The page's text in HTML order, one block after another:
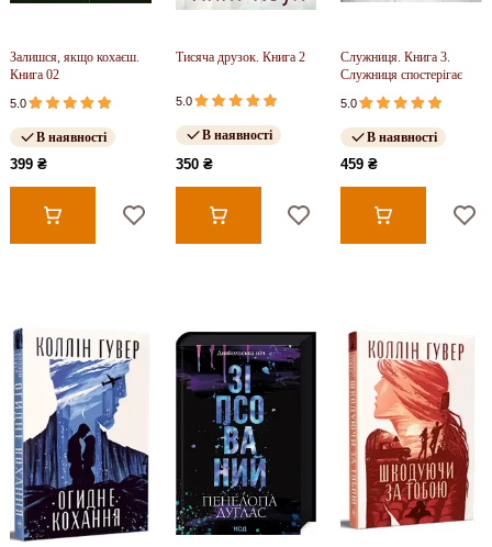
Залишся, якщо кохаєш.
Книга 02
5.0
В наявності
399 ₴
Тисяча друзок. Книга 2
5.0
В наявності
350 ₴
Служниця. Книга 3.
Служниця спостерігає
5.0
В наявності
459 ₴